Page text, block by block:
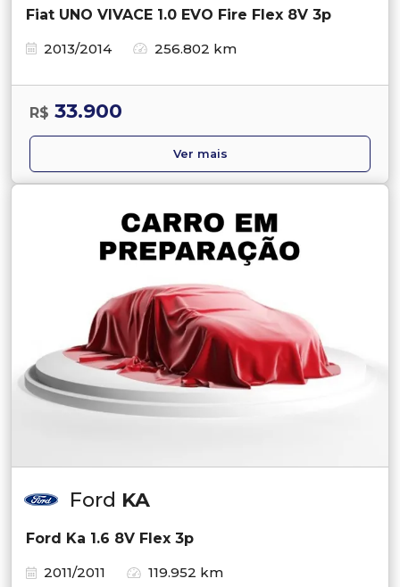
Fiat UNO VIVACE 1.0 EVO Fire Flex 8V 3p
2013/2014
256.802 km
R$ 33.900
Ver mais
Ford KA
Ford Ka 1.6 8V Flex 3p
2011/2011
119.952 km